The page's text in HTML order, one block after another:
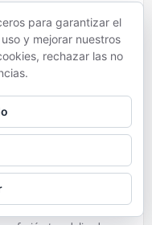
está pasando por un
LLama: 024 de
días a la semana, 365
e inmediato
Atencion a
linea024.svisual.org/
emergencias de tu
con miembros de
para garantizar el
y mejorar nuestros
rechazar las no